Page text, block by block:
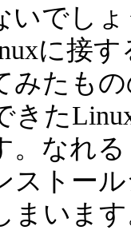
いでし
に接
みたも
きた
。なれ
ストー
まいま